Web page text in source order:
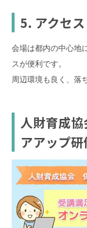
5. アクセ
会場は都内の中心地
スが便利です。
周辺環境も良く、落
人財育成
アアップ